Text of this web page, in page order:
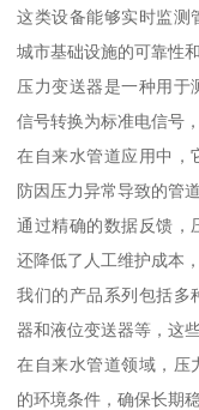
这类设备能够实时监测
城市基础设施的可靠性
压力变送器是一种用于
信号转换为标准电信号
在自来水管道应用中，
防因压力异常导致的管
通过精确的数据反馈，
还降低了人工维护成本
我们的产品系列包括多
器和液位变送器等，这
在自来水管道领域，压
的环境条件，确保长期